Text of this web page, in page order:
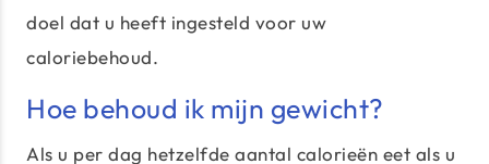
doel dat u heeft ingesteld voor uw
caloriebehoud.
Hoe behoud ik mijn gewicht?
Als u per dag hetzelfde aantal calorieën eet als u